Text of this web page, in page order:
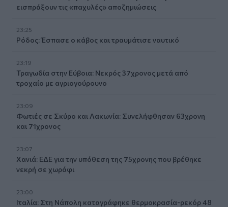
εισπράξουν τις «παχυλές» αποζημιώσεις
23:25
Ρόδος: Έσπασε ο κάβος και τραυμάτισε ναυτικό
23:19
Τραγωδία στην Εύβοια: Νεκρός 37χρονος μετά από
τροχαίο με αγριογούρουνο
23:09
Φωτιές σε Σκύρο και Λακωνία: Συνελήφθησαν 63χρονη
και 71χρονος
23:07
Χανιά: ΕΔΕ για την υπόθεση της 75χρονης που βρέθηκε
νεκρή σε χωράφι
23:00
Ιταλία: Στη Νάπολη καταγράφηκε θερμοκρασία-ρεκόρ 48